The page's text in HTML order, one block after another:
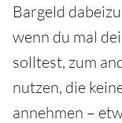
Bargeld
wenn du mal
solltest, zum
nutzen, die
annehmen –